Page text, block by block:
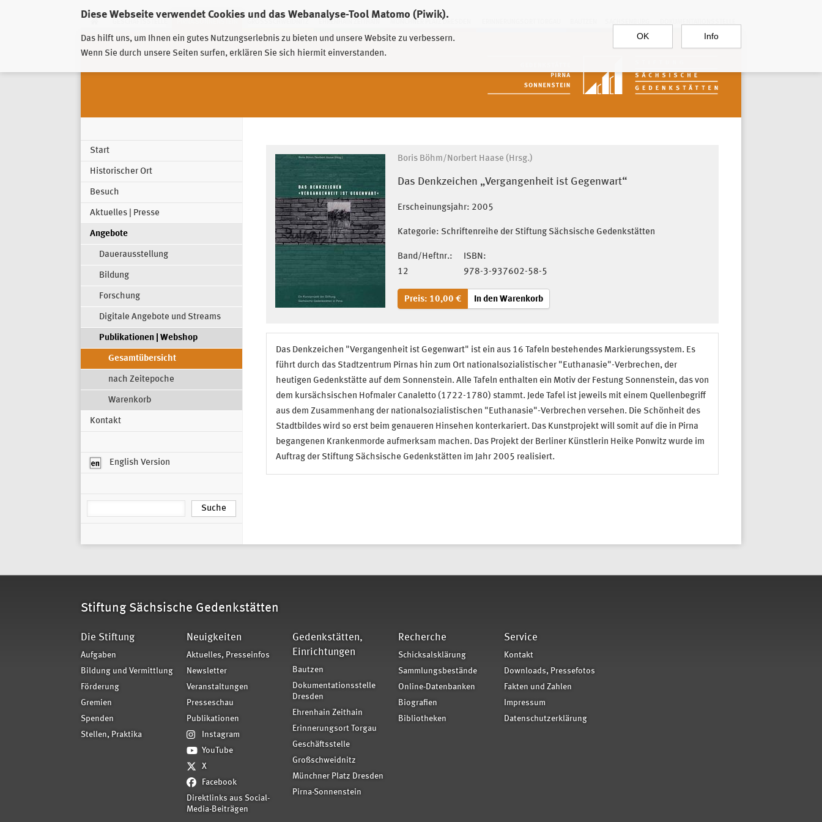
Diese Webseite verwendet Cookies und das Webanalyse-Tool Matomo (Piwik).
Das hilft uns, um Ihnen ein gutes Nutzungserlebnis zu bieten und unsere Website zu verbessern.
Wenn Sie durch unsere Seiten surfen, erklären Sie sich hiermit einverstanden.
OK Info
EHRENHAIN ZEITHAIN MÜNCHNER PLATZ DRESDEN
Start
Historischer Ort
Besuch
Aktuelles | Presse
Angebote
Dauerausstellung
Bildung
Forschung
Digitale Angebote und Streams
Publikationen | Webshop
Gesamtübersicht
nach Zeitepoche
Warenkorb
Kontakt
English Version
Boris Böhm/Norbert Haase (Hrsg.)
Das Denkzeichen „Vergangenheit ist Gegenwart“
Erscheinungsjahr: 2005
Kategorie: Schriftenreihe der Stiftung Sächsische Gedenkstätten
Band/Heftnr.:
12
ISBN:
978-3-937602-58-5
Preis: 10,00 € In den Warenkorb
Das Denkzeichen "Vergangenheit ist Gegenwart" ist ein aus 16 Tafeln bestehendes Markierungssystem. Es
führt durch das Stadtzentrum Pirnas hin zum Ort nationalsozialistischer "Euthanasie"-Verbrechen, der
heutigen Gedenkstätte auf dem Sonnenstein. Alle Tafeln enthalten ein Motiv der Festung Sonnenstein, das von
dem kursächsischen Hofmaler Canaletto (1722-1780) stammt. Jede Tafel ist jeweils mit einem Quellenbegriff
aus dem Zusammenhang der nationalsozialistischen "Euthanasie"-Verbrechen versehen. Die Schönheit des
Stadtbildes wird so erst beim genaueren Hinsehen konterkariert. Das Kunstprojekt will somit auf die in Pirna
begangenen Krankenmorde aufmerksam machen. Das Projekt der Berliner Künstlerin Heike Ponwitz wurde im
Auftrag der Stiftung Sächsische Gedenkstätten im Jahr 2005 realisiert.
Stiftung Sächsische Gedenkstätten
Die Stiftung
Aufgaben
Bildung und Vermittlung
Förderung
Gremien
Spenden
Stellen, Praktika
Neuigkeiten
Aktuelles, Presseinfos
Newsletter
Veranstaltungen
Presseschau
Publikationen
Instagram
YouTube
X
Facebook
Direktlinks aus Social-
Media-Beiträgen
Gedenkstätten,
Einrichtungen
Bautzen
Dokumentationsstelle
Dresden
Ehrenhain Zeithain
Erinnerungsort Torgau
Geschäftsstelle
Großschweidnitz
Münchner Platz Dresden
Pirna-Sonnenstein
Recherche
Schicksalsklärung
Sammlungsbestände
Online-Datenbanken
Biografien
Bibliotheken
Service
Kontakt
Downloads, Pressefotos
Fakten und Zahlen
Impressum
Datenschutzerklärung